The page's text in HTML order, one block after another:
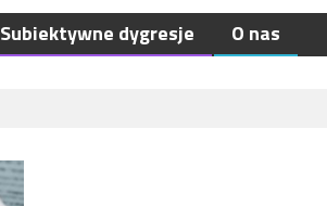
Subiektywne dygresje O nas